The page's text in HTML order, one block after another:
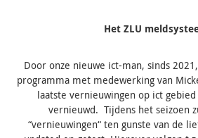
Het ZLU
Door onze nieuwe ict-man, sinds
programma met medewerking van
laatste vernieuwingen op ict gebied
vernieuwd. Tijdens het seizoen
“vernieuwingen“ ten gunste van de